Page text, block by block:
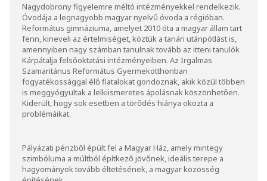
Nagydobrony figyelemre méltó intézményekkel rendelkezik.
Óvodája a legnagyobb magyar nyelvű óvoda a régióban.
Református gimnáziuma, amelyet 2010 óta a magyar állam tart
fenn, kineveli az értelmiséget, köztük a tanári utánpótlást is,
amennyiben nagy számban tanulnak tovább az itteni tanulók
Kárpátalja felsőoktatási intézményeiben. Az Irgalmas
Szamaritánus Református Gyermekotthonban
fogyatékossággal élő fiatalokat gondoznak, akik közül többen
is meggyógyultak a lelkiismeretes ápolásnak köszönhetően.
Kiderült, hogy sok esetben a törődés hiánya okozta a
problémáikat.
Pályázati pénzből épült fel a Magyar Ház, amely mintegy
szimbóluma a múltból építkező jövőnek, ideális terepe a
hagyományok tovább éltetésének, a magyar közösség